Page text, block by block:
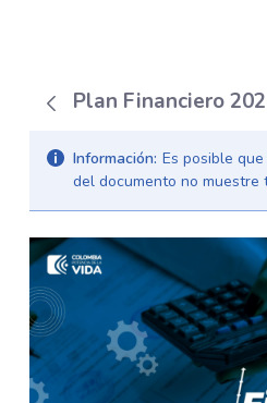
Plan Financiero
Información: Es posible
del documento no muestre